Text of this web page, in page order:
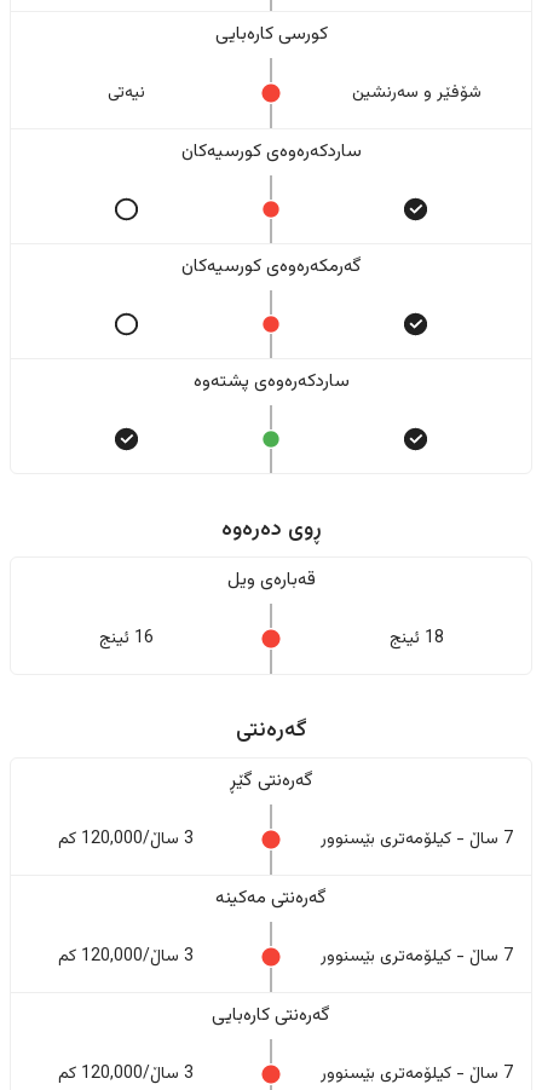
کورسی کارەبایی
شۆفێر و سەرنشین نیەتی
ساردکەرەوەی کورسیەکان
گەرمکەرەوەی کورسیەکان
ساردکەرەوەی پشتەوە
ڕوی دەرەوە
قەبارەی ویل
18 ئینج 16 ئینج
گەرەنتی
گەرەنتی گێڕ
7 ساڵ - کیلۆمەتری بێسنوور 3 ساڵ/120,000 کم
گەرەنتی مەکینە
7 ساڵ - کیلۆمەتری بێسنوور 3 ساڵ/120,000 کم
گەرەنتی کارەبایی
7 ساڵ - کیلۆمەتری بێسنوور 3 ساڵ/120,000 کم